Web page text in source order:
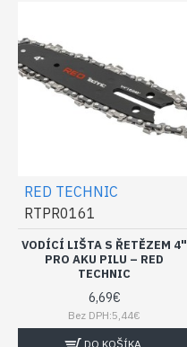
RED TECHNIC
RTPR0161
VODÍCÍ LIŠTA S ŘETĚZEM 4"
PRO AKU PILU – RED
TECHNIC
6,69€
Bez DPH:5,44€
DO KOŠÍKA